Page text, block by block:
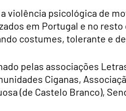
a violência psicológica de
em Portugal e no
costumes, tolerante e
pelas associações
Ciganas,
(de Castelo Branco),